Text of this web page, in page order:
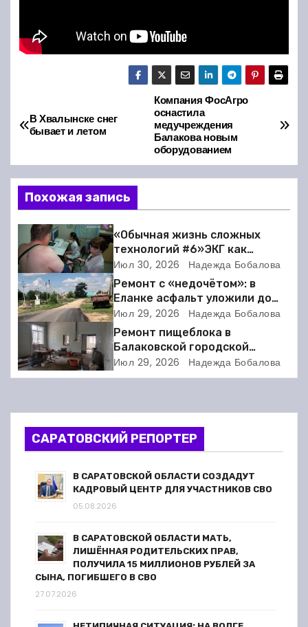
Н
а
в
и
г
а
ц
и
я
п
з
а
Компания ФосАгро
оснастила
медучреждения
Балакова новым
оборудованием
В Хвалынске снег
бывает и летом
Похожая запись
«Обычная жизнь сложных
технологий #6»ЭКГ как
искусство: когда ритм жизни
требует расшифровки
Июл 30, 2026 Надежда Бобалова
Ремонт с «недочётом»: в
Еланке асфальт уложили до
школы, но не дошли 30 метров
Июл 29, 2026 Надежда Бобалова
Ремонт пищеблока в
Балаковской городской
клинической больнице
выходит на финишную прямую
Июл 29, 2026 Надежда Бобалова
САРАТОВСКИЙ РЕПОРТЕР
В САРАТОВСКОЙ ОБЛАСТИ СОЗДАДУТ
КАДРОВЫЙ ЦЕНТР ДЛЯ УЧАСТНИКОВ СВО
05.08.2026
В САРАТОВСКОЙ ОБЛАСТИ МАТЬ,
ЛИШЁННАЯ РОДИТЕЛЬСКИХ ПРАВ,
ПОЛУЧИЛА 15 МИЛЛИОНОВ РУБЛЕЙ ЗА
СЫНА, ПОГИБШЕГО В СВО
27.07.2026